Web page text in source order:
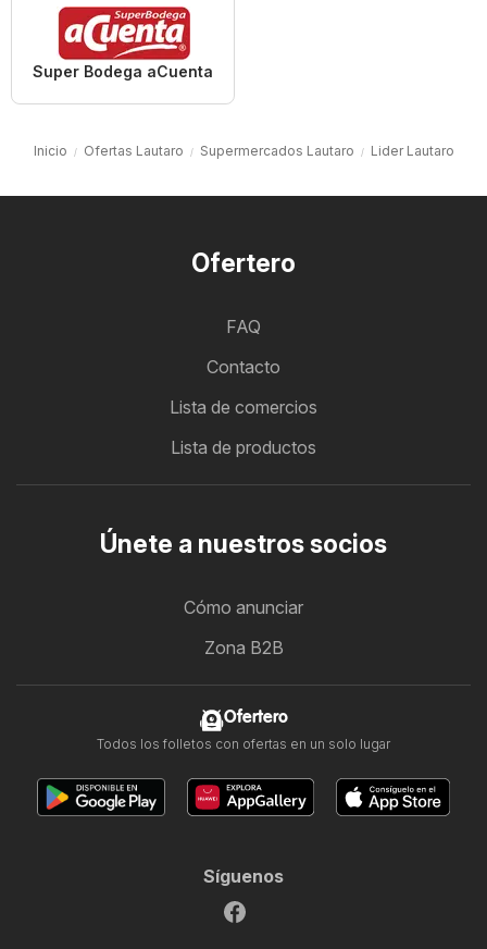
Super Bodega aCuenta
Inicio Ofertas Lautaro Supermercados Lautaro Lider Lautaro
Ofertero
FAQ
Contacto
Lista de comercios
Lista de productos
Únete a nuestros socios
Cómo anunciar
Zona B2B
Ofertero
Todos los folletos con ofertas en un solo lugar
Síguenos